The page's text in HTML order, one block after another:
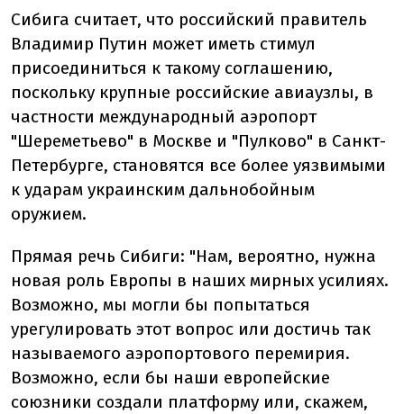
Сибига считает, что российский правитель
Владимир Путин может иметь стимул
присоединиться к такому соглашению,
поскольку крупные российские авиаузлы, в
частности международный аэропорт
"Шереметьево" в Москве и "Пулково" в Санкт-
Петербурге, становятся все более уязвимыми
к ударам украинским дальнобойным
оружием.
Прямая речь Сибиги: "Нам, вероятно, нужна
новая роль Европы в наших мирных усилиях.
Возможно, мы могли бы попытаться
урегулировать этот вопрос или достичь так
называемого аэропортового перемирия.
Возможно, если бы наши европейские
союзники создали платформу или, скажем,